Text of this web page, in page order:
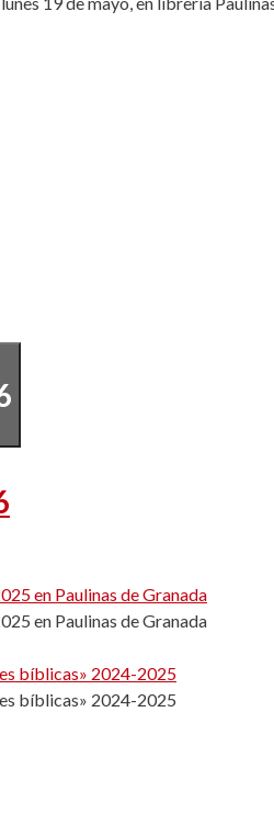
en Paulinas de Granada
en Paulinas de Granada
bíblicas» 2024-2025
bíblicas» 2024-2025